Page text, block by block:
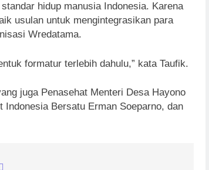
hidup manusia Indonesia. Karena
usulan untuk mengintegrasikan para
Wredatama.
formatur terlebih dahulu,” kata Taufik.
juga Penasehat Menteri Desa Hayono
Indonesia Bersatu Erman Soeparno, dan